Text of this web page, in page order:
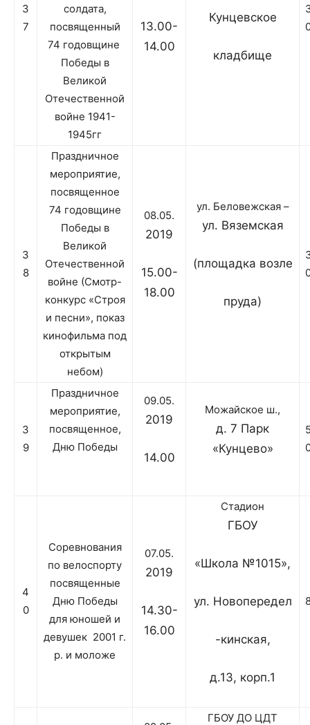
3
7
солдата,
посвященный
74 годовщине
Победы в
Великой
Отечественной
войне 1941-
1945гг
13.00-
14.00
Кунцевское
кладбище
3
8
Праздничное
мероприятие,
посвященное
74 годовщине
Победы в
Великой
Отечественной
войне (Смотр-
конкурс «Строя
и песни», показ
кинофильма под
открытым
небом)
08.05.
2019
15.00-
18.00
ул. Беловежская –
ул. Вяземская
(площадка возле
пруда)
3
9
Праздничное
мероприятие,
посвященное,
Дню Победы
09.05.
2019
14.00
Можайское ш.,
д. 7 Парк
«Кунцево»
4
0
Соревнования
по велоспорту
посвященные
Дню Победы
для юношей и
девушек 2001 г.
р. и моложе
07.05.
2019
14.30-
16.00
Стадион
ГБОУ
«Школа №1015»,
ул. Новопередел
-кинская,
д.13, корп.1
ГБОУ ДО ЦДТ